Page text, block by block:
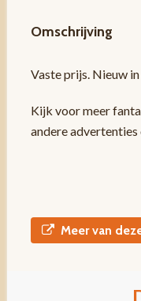
Omschrijving
Vaste prijs. Nieuw
Kijk voor meer
andere
Meer van